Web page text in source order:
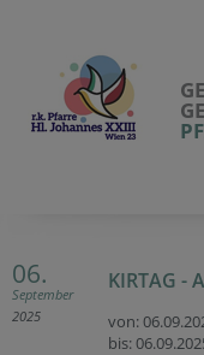
06.
September
2025
KIRTAG -
von:
bis: